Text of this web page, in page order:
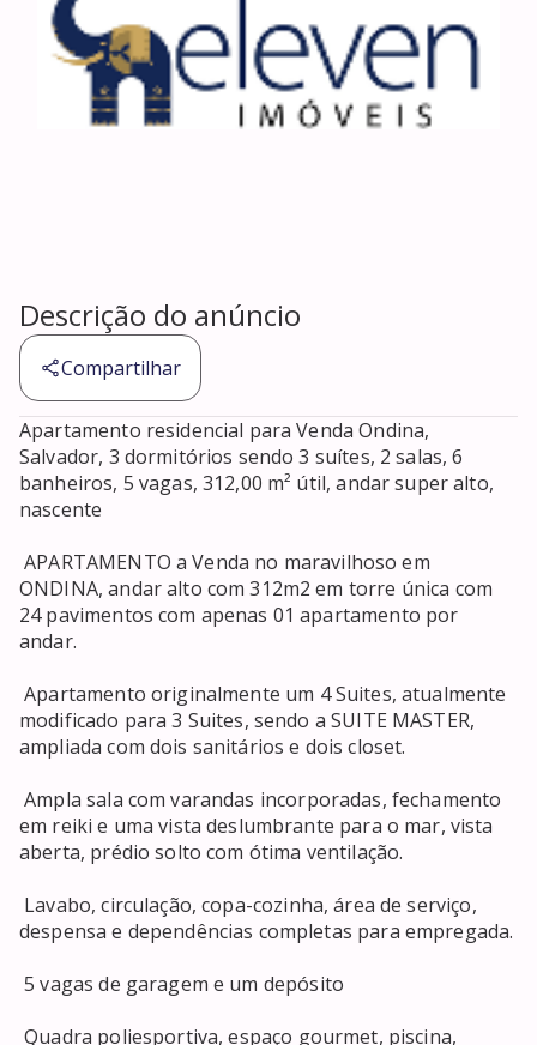
Descrição do anúncio
Compartilhar
Apartamento residencial para Venda Ondina,
Salvador, 3 dormitórios sendo 3 suítes, 2 salas, 6
banheiros, 5 vagas, 312,00 m² útil, andar super alto,
nascente
APARTAMENTO a Venda no maravilhoso em
ONDINA, andar alto com 312m2 em torre única com
24 pavimentos com apenas 01 apartamento por
andar.
Apartamento originalmente um 4 Suites, atualmente
modificado para 3 Suites, sendo a SUITE MASTER,
ampliada com dois sanitários e dois closet.
Ampla sala com varandas incorporadas, fechamento
em reiki e uma vista deslumbrante para o mar, vista
aberta, prédio solto com ótima ventilação.
despensa e dependências completas para empregada.
5 vagas de garagem e um depósito
Quadra poliesportiva, espaço gourmet, piscina,